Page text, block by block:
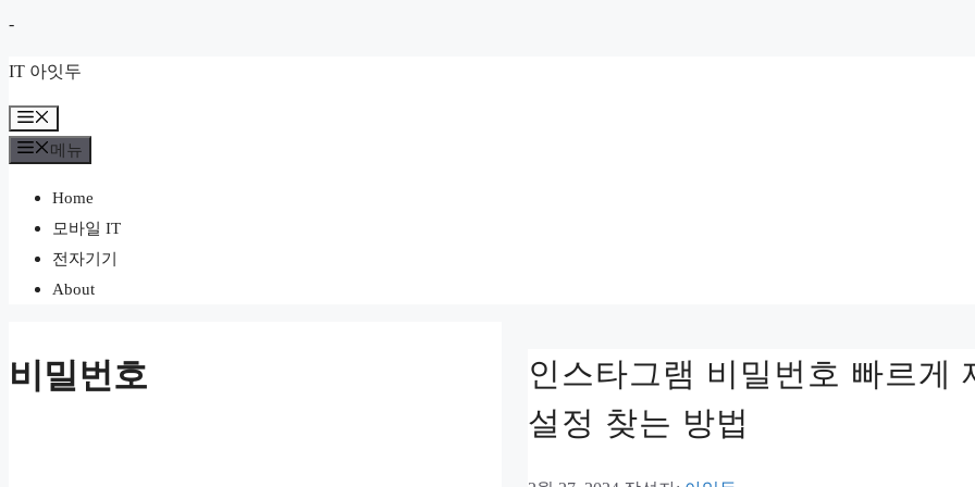
-컨
츠
로
건
IT 아잇두
뉴
메뉴
Home
모바일 IT
전자기기
About
비밀번호
인스타그램 비밀번호 빠르게
설정 찾는 방법